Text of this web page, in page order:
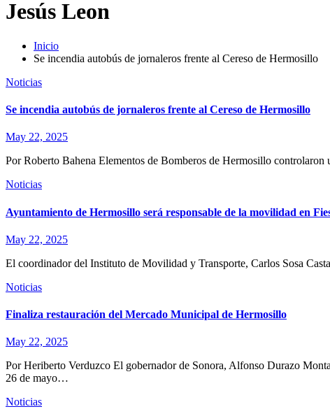
Jesús Leon
Inicio
Se incendia autobús de jornaleros frente al Cereso de Hermosillo
Noticias
Se incendia autobús de jornaleros frente al Cereso de Hermosillo
May 22, 2025
Por Roberto Bahena Elementos de Bomberos de Hermosillo
Noticias
Ayuntamiento de Hermosillo será responsable de la movilidad en
May 22, 2025
El coordinador del Instituto de Movilidad y Transporte, Carlos Sosa
Noticias
Finaliza restauración del Mercado Municipal de Hermosillo
May 22, 2025
Por Heriberto Verduzco El gobernador de Sonora, Alfonso Durazo
26 de mayo…
Noticias